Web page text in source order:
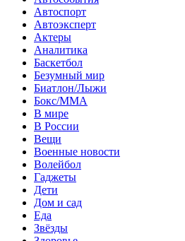
Автоспорт
Автоэксперт
Актеры
Аналитика
Баскетбол
Безумный мир
Биатлон/Лыжи
Бокс/MMA
В мире
В России
Вещи
Военные новости
Волейбол
Гаджеты
Дети
Дом и сад
Еда
Звёзды